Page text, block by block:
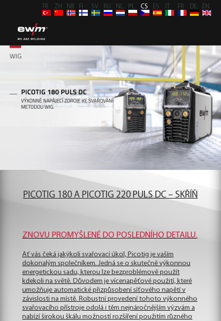
TR ZH NB FI SV RU NL PL CS ES FR DE EN
PICOTIG 180 A PICOTIG 220 PULS DC – SKŘÍŇ
ZNOVU PROMYŠLENÉ DO POSLEDNÍHO DETAILU.
Ať vás čeká jakýkoli svařovací úkol, Picotig je vaším
dokonalým společníkem. Jedná se o skutečně výkonnou
energetickou sadu, kterou lze bezproblémově použít
kdekoli na světě. Důvodem je vícenapěťové použití, které
umožňuje automatické přizpůsobení síťového napětí v
závislosti na místě. Robustní provedení tohoto výkonného
svařovacího přístroje odolá i těm nejnáročnějším výzvám a
nabízí širokou škálu možností rozšíření použitím různého